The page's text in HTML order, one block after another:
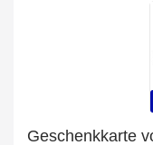
Geschenkkarte